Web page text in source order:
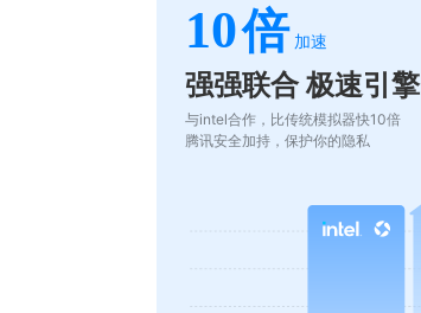
10倍 加速
强强联合 极速引擎
与intel合作，比传统模拟器快10倍
腾讯安全加持，保护你的隐私